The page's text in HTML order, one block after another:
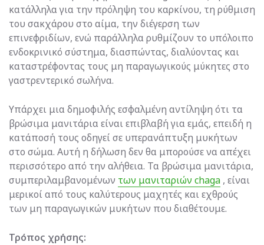
κατάλληλα για την πρόληψη του καρκίνου, τη ρύθμιση
του σακχάρου στο αίμα, την διέγερση των
επινεφριδίων, ενώ παράλληλα ρυθμίζουν το υπόλοιπο
ενδοκρινικό σύστημα, διασπώντας, διαλύοντας και
καταστρέφοντας τους μη παραγωγικούς μύκητες στο
γαστρεντερικό σωλήνα.
Υπάρχει μια δημοφιλής εσφαλμένη αντίληψη ότι τα
βρώσιμα μανιτάρια είναι επιβλαβή για εμάς, επειδή η
κατάποσή τους οδηγεί σε υπερανάπτυξη μυκήτων
στο σώμα. Αυτή η δήλωση δεν θα μπορούσε να απέχει
περισσότερο από την αλήθεια. Τα βρώσιμα μανιτάρια,
συμπεριλαμβανομένων των μανιταριών chaga , είναι
μερικοί από τους καλύτερους μαχητές και εχθρούς
των μη παραγωγικών μυκήτων που διαθέτουμε.
Τρόπος χρήσης: